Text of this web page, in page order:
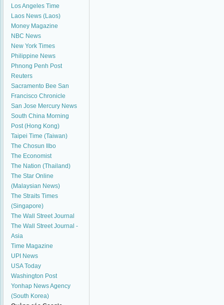
Los Angeles Time
Laos News (Laos)
Money Magazine
NBC News
New York Times
Philippine News
Phnong Penh Post
Reuters
Sacramento Bee San
Francisco Chronicle
San Jose Mercury News
South China Morning
Post (Hong Kong)
Taipei Time (Taiwan)
The Chosun Ilbo
The Economist
The Nation (Thailand)
The Star Online
(Malaysian News)
The Straits Times
(Singapore)
The Wall Street Journal
The Wall Street Journal -
Asia
Time Magazine
UPI News
USA Today
Washington Post
Yonhap News Agency
(South Korea)